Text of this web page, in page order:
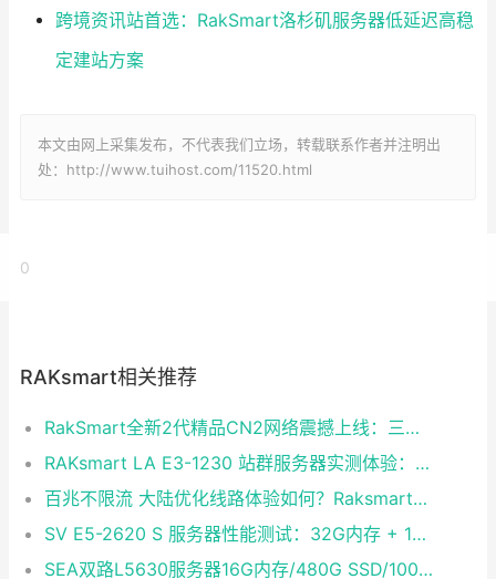
跨境资讯站首选：RakSmart洛杉矶服务器低延迟高稳
定建站方案
本文由网上采集发布，不代表我们立场，转载联系作者并注明出
处：http://www.tuihost.com/11520.html
0
RAKsmart相关推荐
RakSmart全新2代精品CN2网络震撼上线：三网融合铸就企业级黄金链路
RAKsmart LA E3-1230 站群服务器实测体验：稳定够用的性价比之选
百兆不限流 大陆优化线路体验如何？Raksmart双路E5裸金属云深度评测
SV E5-2620 S 服务器性能测试：32G内存 + 1T硬盘 + CN2 30M独享带宽实测
SEA双路L5630服务器16G内存/480G SSD/100M独享不限流量 大陆优化CentOS 7.0即开即用